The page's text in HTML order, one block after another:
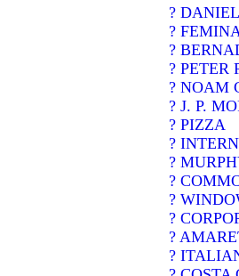
?
?
?
? PETER
? NOAM
? J. P.
? PIZZA
?
?
?
?
?
?
?